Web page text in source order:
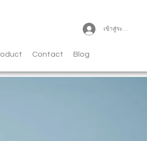
เข้าสู่ระบบ
Contact Blog